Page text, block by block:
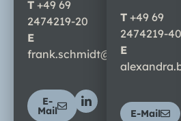
T +49 69
2474219-20
E
frank.schmidt@cctax.de
E-
Mail
T +49 69
2474219-40
E
E-Mail